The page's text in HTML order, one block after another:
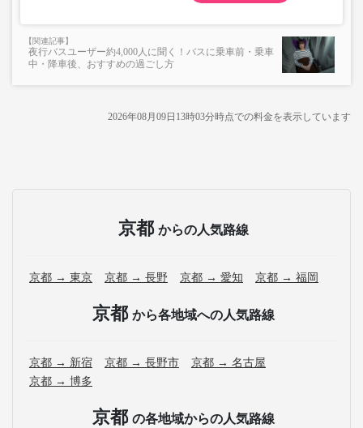
夜行バスユーザー約4,000人に聞く！バスに乗車前・乗車
中・降車後、おすすめの過ごし方
2026年08月09日13時03分時点での料金を表示しています
京都 からの人気路線
京都 → 東京 京都 → 長野 京都 → 愛知 京都 → 福岡
京都 から各地域への人気路線
京都 → 新宿 京都 → 長野市
京都 → 名古屋
京都 → 博多
京都 の各地域からの人気路線